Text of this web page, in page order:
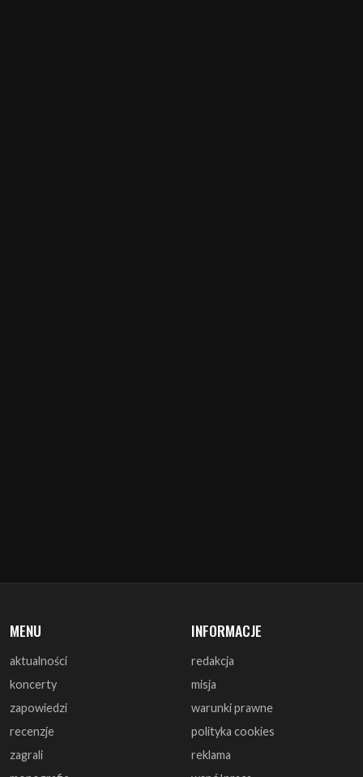
aktualności
zapowiedzi
recenzje
zagrali
monografie
artykuły
wywiady
redakcja
warunki prawne
polityka cookies
reklama
współpraca
kontakt